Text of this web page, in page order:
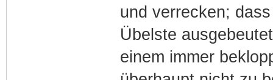
und verrecken;
Übelste
einem immer